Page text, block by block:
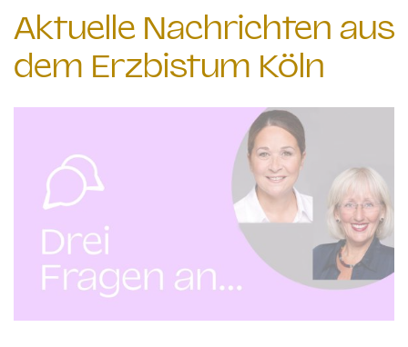
Aktuelle Nachrichten aus
dem Erzbistum Köln